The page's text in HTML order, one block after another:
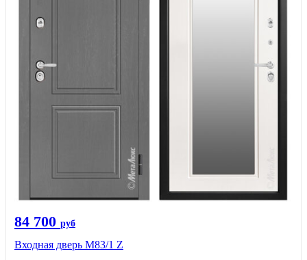
84 700 руб
Входная дверь M83/1 Z